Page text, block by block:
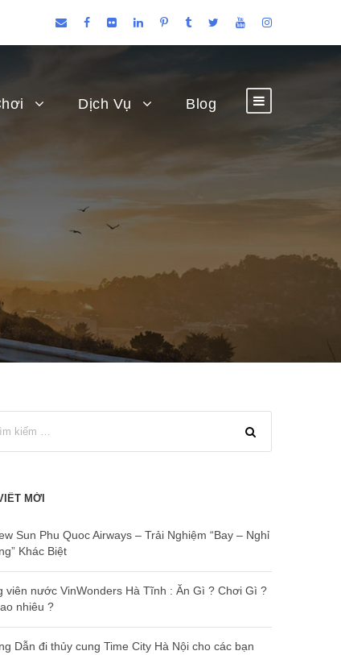
Dịch Vụ Blog
MỚI
Sun Phu Quoc Airways – Trải Nghiệm “Bay – Nghỉ
Khác Biệt
viên nước VinWonders Hà Tĩnh : Ăn Gì ? Chơi Gì ?
nhiêu ?
Dẫn đi thủy cung Time City Hà Nội cho các bạn